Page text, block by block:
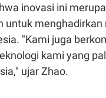
inovasi ini
untuk
"Kami juga
kami yang
ujar Zhao.